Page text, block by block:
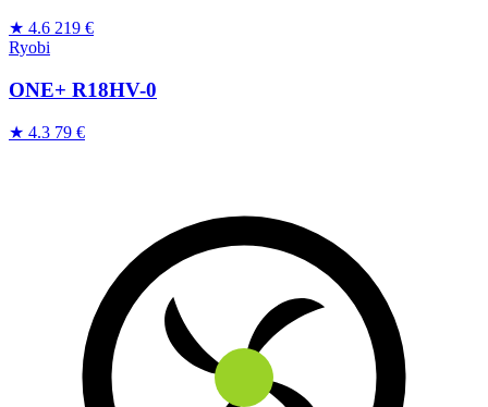
★ 4.6 219 €
Ryobi
ONE+ R18HV-0
★ 4.3 79 €